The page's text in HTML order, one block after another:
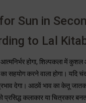
Sun in
to Lal
होगा, शिल्पकला में कुशल
सहयोग करने वाला होगा। यदि
देगा। आठवें भाव का केतू
प्रसिद्ध कलाकार या चित्रकार